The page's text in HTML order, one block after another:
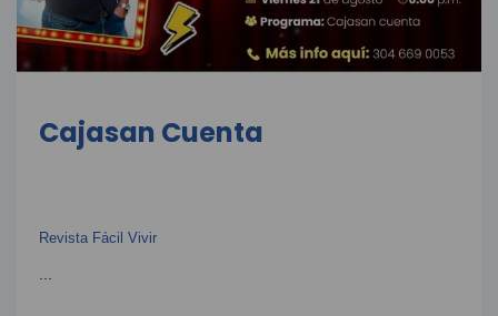
Cajasan Cuenta
Revista Fácil Vivir